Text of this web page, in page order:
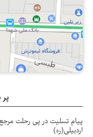
پیام تسلیت در پی رحلت
اردبیلی(ره)